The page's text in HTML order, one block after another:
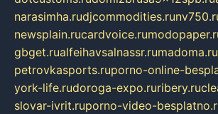
narasimha.rudjcommodities.ru
newsplain.rucardvoice.ru
gbget.rualfeihavsalnassr.rumadoma.ru
petrovkasports.ruporno-online-
york-life.rudoroga-expo.ruribery.ru
slovar-ivrit.ruporno-video-